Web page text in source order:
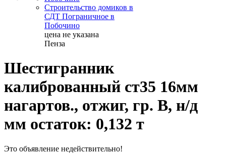
Строительство домиков в
СДТ Пограничное в
Побочино
цена не указана
Пенза
Шестигранник
калиброванный ст35 16мм
нагартов., отжиг, гр. В, н/д
мм остаток: 0,132 т
Это объявление недействительно!